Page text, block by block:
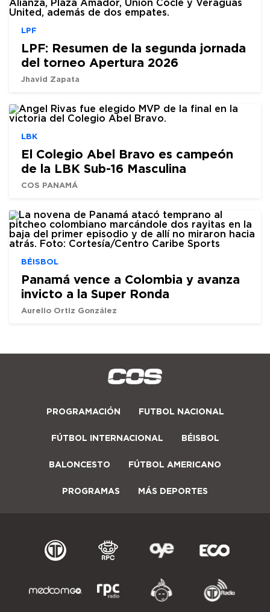
LPF
LPF: Resumen de la segunda jornada
del torneo Apertura 2026
Jhavid Zapata
LBK
El Colegio Abel Bravo es campeón
de la LBK Sub-16 Masculina
COS PANAMÁ
BÉISBOL
Panamá vence a Colombia y avanza
invicto a la Super Ronda
Aurelio Ortiz González
PROGRAMACIÓN FUTBOL NACIONAL
FÚTBOL INTERNACIONAL BÉISBOL
BALONCESTO FÚTBOL AMERICANO
PROGRAMAS MÁS DEPORTES